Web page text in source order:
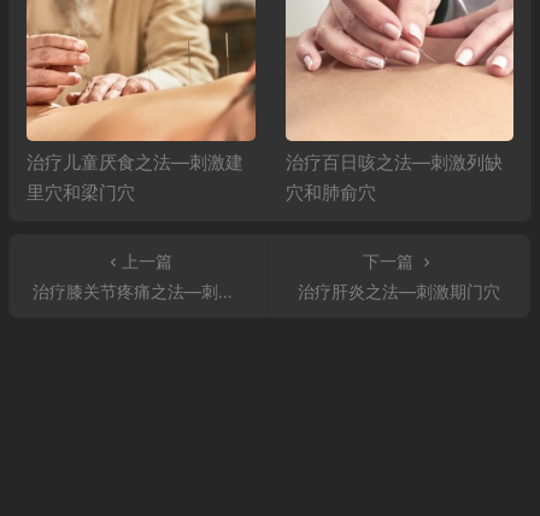
治疗儿童厌食之法—刺激建
里穴和梁门穴
治疗百日咳之法—刺激列缺
穴和肺俞穴
上一篇
治疗膝关节疼痛之法—刺激膝关穴
下一篇
治疗肝炎之法—刺激期门穴